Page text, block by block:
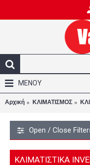
ΜΕΝΟΥ
Αρχική ΚΛΙΜΑΤΙΣΜΟΣ
Open / Close
ΚΛΙΜΑΤΙΣΤΙΚΑ